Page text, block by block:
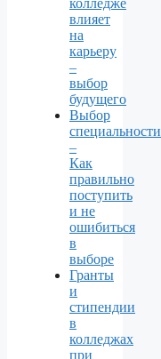
влияет
на
карьеру
–
выбор
будущего
Выбор
специальности
–
Как
правильно
поступить
и не
ошибиться
в
выборе
Гранты
и
стипендии
в
колледжах
при